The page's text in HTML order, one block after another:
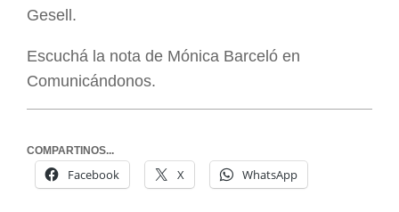
Gesell.
Escuchá la nota de Mónica Barceló en
Comunicándonos.
COMPARTINOS...
Facebook X WhatsApp